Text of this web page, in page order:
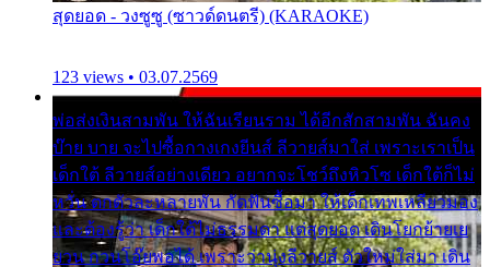
สุดยอด - วงซูซู (ซาวด์ดนตรี) (KARAOKE)
123 views • 03.07.2569
พ่อส่งเงินสามพัน ให้ฉันเรียนราม ได้อีกสักสามพัน ฉันคง
บ๊าย บาย จะไปซื้อกางเกงยีนส์ ลีวายส์มาใส่ เพราะเราเป็น
เด็กใต้ ลีวายส์อย่างเดียว อยากจะโชว์ถึงหิวโซ เด็กใต้ก็ไม่
หวั่น ตกตัวละหลายพัน กัดฟันซื้อมา ให้เด็กเทพเหลียวมอง
และต้องรู้ว่า เด็กใต้ไม่ธรรมดา แต่สุดยอด เดินโยกย้ายเย
ยวน กวนโอ๊ยพอได้ เพราะว่านุ่งลีวายส์ ตัวใหม่ใส่มา เดิน